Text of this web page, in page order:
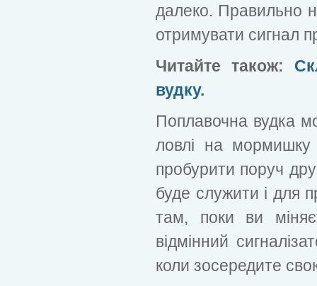
далеко. Правильно
отримувати сигнал
Читайте також:
вудку.
Поплавочна вудка
ловлі на
пробурити поруч
буде служити і для
там, поки ви
відмінний
коли зосередите